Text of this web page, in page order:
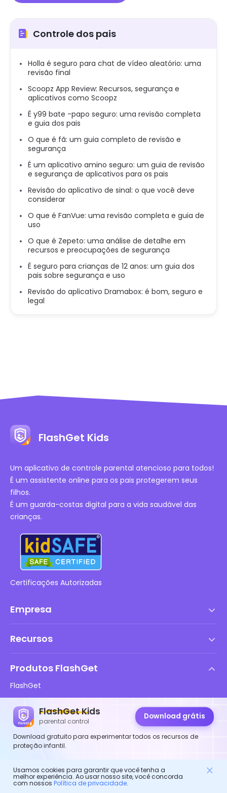
Controle dos pais
Holla é seguro para chat de vídeo aleatório: uma
revisão final
Scoopz App Review: Recursos, segurança e
aplicativos como Scoopz
É y99 bate -papo seguro: uma revisão completa
e guia dos pais
O que é fã: um guia completo de revisão e
segurança
É um aplicativo amino seguro: um guia de revisão
e segurança de aplicativos para os pais
Revisão do aplicativo de sinal: o que você deve
considerar
O que é FanVue: uma revisão completa e guia de
uso
O que é Zepeto: uma análise de detalhe em
recursos e preocupações de segurança
É seguro para crianças de 12 anos: um guia dos
pais sobre segurança e uso
Revisão do aplicativo Dramabox: é bom, seguro e
legal
FlashGet Kids
parental control
Download grátis
Download gratuito para experimentar todos os recursos de
proteção infantil.
FlashGet Kids
Um aplicativo de controle parental atencioso para todos!
É um assistente online para os pais protegerem seus
filhos.
É um guarda-costas digital para a vida saudável das
crianças.
Certificações Autorizadas
Empresa
Política de DMCA
Política de privacidade
Políticas de Publicidade
Não Venda Minhas Informações
Recursos
Blog
Segurança Online Infantil
Baixar
Produtos FlashGet
FlashGet
FlashGet Finder
FlashGet Cast
Siga-nos
Usamos cookies para garantir que você tenha a
melhor experiência. Ao usar nosso site, você concorda
com nossos Política de privacidade.